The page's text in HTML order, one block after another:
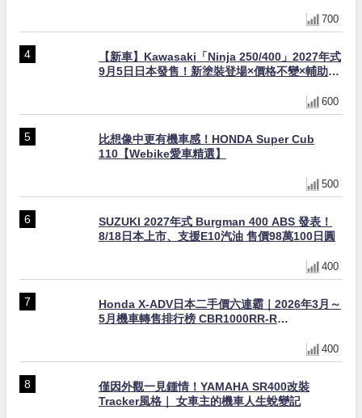
700
【新車】Kawasaki「Ninja 250/400」2027年式
9月5日日本發售！新塗裝登場×價格不變×輔助滑
600
比想像中更有機車感！HONDA Super Cub
110【Webike愛車精選】
500
SUZUKI 2027年式 Burgman 400 ABS 發表！
8/18日本上市、支援E10汽油 售價98萬100日圓
400
Honda X-ADV日本二手價六連霸｜2026年3月～
5月機車轉售排行榜 CBR1000RR-R
400
僅因外觀一見鍾情！YAMAHA SR400改裝
Tracker風格｜ 女車主的機車人生蛻變記